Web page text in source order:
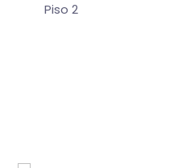
Piso 2